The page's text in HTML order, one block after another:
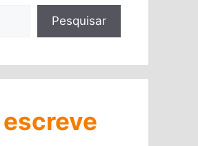
Pesquisar